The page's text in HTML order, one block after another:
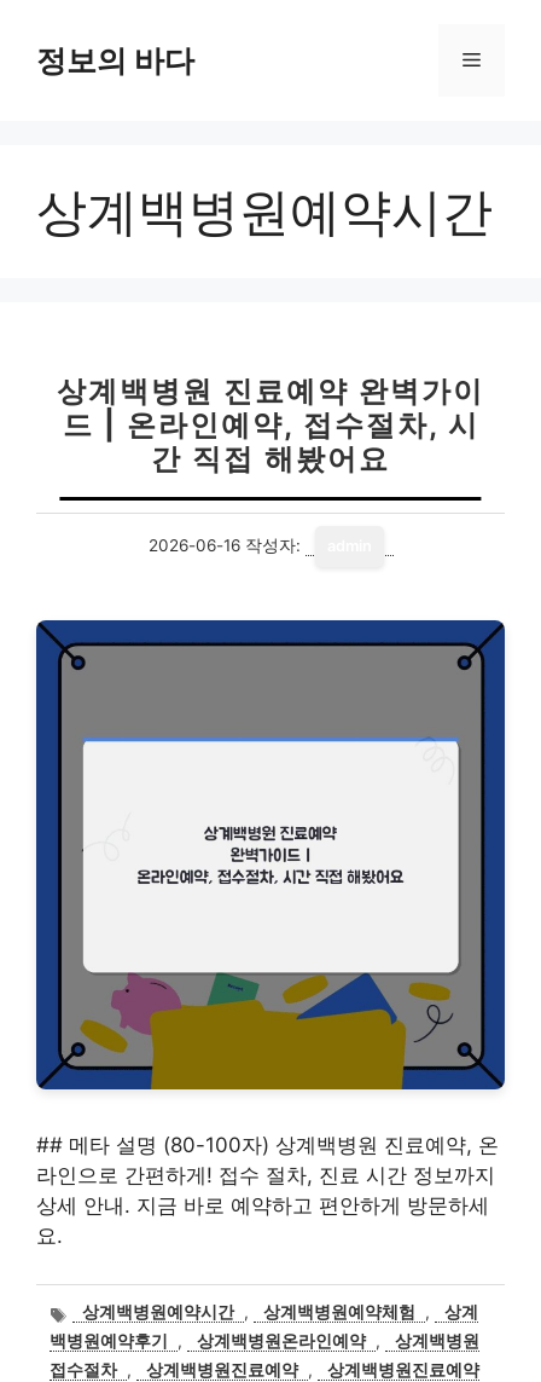
정보의 바다 메
상계백병원예약시간
상계백병원 진료예약 완벽가이
드 | 온라인예약, 접수절차, 시
간 직접 해봤어요
2026-06-16 작성자:
## 메타 설명 (80-100자) 상계백병원 진료예약, 온
라인으로 간편하게! 접수 절차, 진료 시간 정보까지
상세 안내. 지금 바로 예약하고 편안하게 방문하세
요.
태
그
상계백병원예약시간 , 상계백병원예약체험 ,
상계
백병원예약후기
, 상계백병원온라인예약 ,
상계백병원
접수절차 , 상계백병원진료예약 ,
상계백병원진료예약